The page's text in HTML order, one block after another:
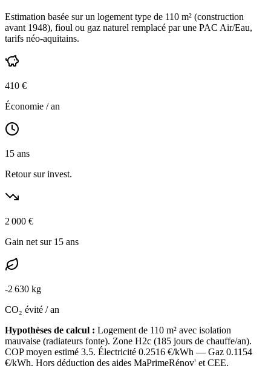
Estimation basée sur un logement type de 110 m² (construction
avant 1948), fioul ou gaz naturel remplacé par une PAC Air/Eau,
tarifs néo-aquitains.
410 €
Économie / an
15 ans
Retour sur invest.
2 000 €
Gain net sur 15 ans
-2 630 kg
CO₂ évité / an
Hypothèses de calcul : Logement de 110 m² avec isolation
mauvaise (radiateurs fonte). Zone H2c (185 jours de chauffe/an).
COP moyen estimé 3.5. Électricité 0.2516 €/kWh — Gaz 0.1154
€/kWh. Hors déduction des aides MaPrimeRénov' et CEE.